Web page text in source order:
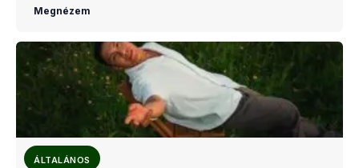
Megnézem
ÁLTALÁNOS